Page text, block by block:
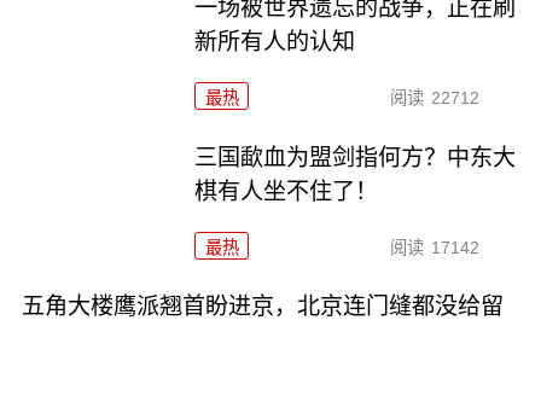
一场被世界遗忘的战争，正在刷
新所有人的认知
最热 阅读 22712
三国歃血为盟剑指何方？中东大
棋有人坐不住了！
最热 阅读 17142
五角大楼鹰派翘首盼进京，北京连门缝都没给留